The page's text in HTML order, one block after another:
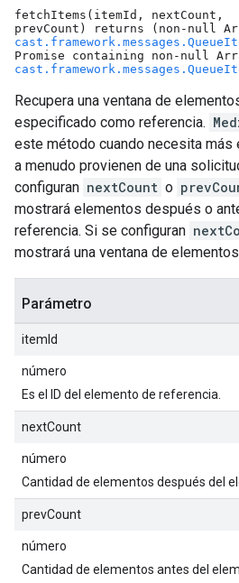
fetchItems(itemId, nextCount,
prevCount) returns (non-null
Promise containing non-null
Recupera una ventana de
especificado como referencia.
este método cuando necesita más
a menudo provienen de una
configuran nextCount o
mostrará elementos después o
referencia. Si se configuran
mostrará una ventana de
Parámetro
itemId
número
Es el ID del elemento de referencia.
nextCount
número
Cantidad de elementos después del
prevCount
número
Cantidad de elementos antes del